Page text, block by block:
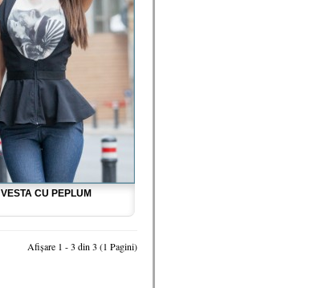
VESTA CU PEPLUM
Afişare 1 - 3 din 3 (1 Pagini)